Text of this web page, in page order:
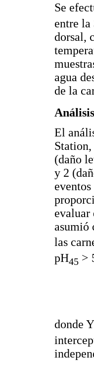
Se
entre la
dorsal,
agua
de la
El
(daño
y 2
evaluar
asumió
las
pH45 >
donde